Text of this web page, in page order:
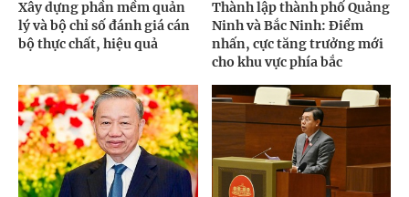
Xây dựng phần mềm quản
lý và bộ chỉ số đánh giá cán
bộ thực chất, hiệu quả
Thành lập thành phố Quảng
Ninh và Bắc Ninh: Điểm
nhấn, cực tăng trưởng mới
cho khu vực phía bắc